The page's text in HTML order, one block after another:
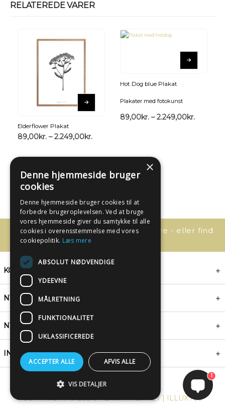
RELATEREDE VARER
Elderflower Plakat
89,00kr. – 2.249,00kr.
Hot Dog blue Plakat
Plakater med fotokunst
89,00kr. – 2.249,00kr.
Har du spørgsmål, så kontakt os bare - eller find
svaret her:
KONTAKT
NYHEDSBREV
NYTTIGE LINKS
INSPIRATION
COPYRIGHT © 2024, PLAKATWERKET | ILLUX A/S
1
×
Denne hjemmeside bruger
cookies
Denne hjemmeside bruger cookies til at
forbedre brugeroplevelsen. Ved at bruge
vores hjemmeside giver du samtykke til alle
cookies i overensstemmelse med vores
cookiepolitik. Læs mere
ABSOLUT NØDVENDIGE
YDEEVNE
MÅLRETNING
FUNKTIONALITET
UKLASSIFICEREDE
ACCEPTER ALLE AFVIS ALLE
VIS DETALJER